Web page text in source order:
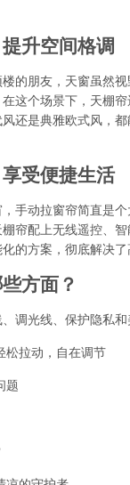
升空间格调
的朋友，天窗虽然
这个场景下，天棚
还是典雅欧式风，
受便捷生活
手动拉窗帘简直是
帘配上无线遥控、
的方案，彻底解决
方面？
调光线、保护隐私
松拉动，自在调节
题